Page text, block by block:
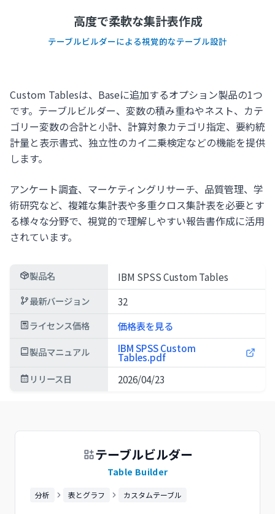
高度で柔軟な集計表作成
テーブルビルダーによる視覚的なテーブル設計
Custom Tablesは、Baseに追加するオプション製品の1つ
です。テーブルビルダー、変数の積み重ねやネスト、カテ
ゴリー変数の合計と小計、計算対象カテゴリ指定、要約統
計量と表示書式、独立性のカイ二乗検定などの機能を提供
します。
アンケート調査、マーケティングリサーチ、品質管理、学
術研究など、複雑な集計表や多重クロス集計表を必要とす
る様々な分野で、視覚的で理解しやすい報告書作成に活用
されています。
製品名 IBM SPSS Custom Tables
最新バージョン 32
ライセンス価格 価格表を見る
製品マニュアル IBM SPSS Custom
Tables.pdf
リリース日 2026/04/23
テーブルビルダー
Table Builder
分析 表とグラフ カスタムテーブル